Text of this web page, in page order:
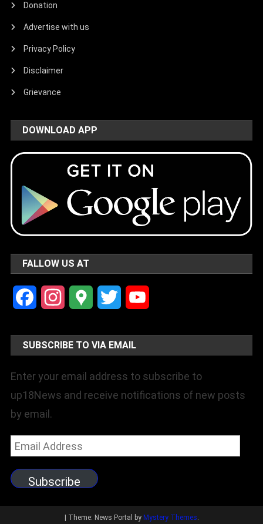
Donation
Advertise with us
Privacy Policy
Disclaimer
Grievance
DOWNLOAD APP
FALLOW US AT
FacebookInstagramGoogle Twitter
SUBSCRIBE TO VIA EMAIL
Enter your email address to subscribe to
up18News and receive notifications of new posts
by email.
Email
Subscribe
| Theme: News Portal by Mystery Themes.